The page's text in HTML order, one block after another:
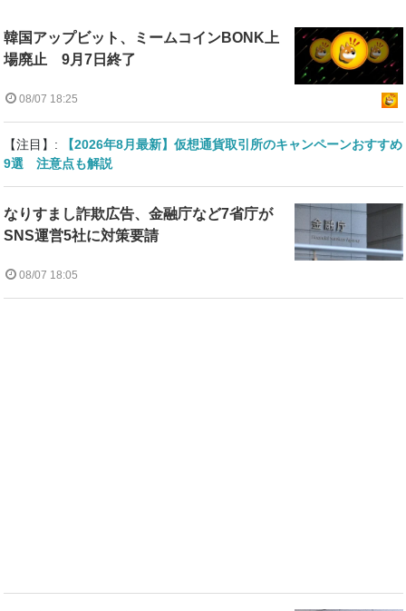
韓国アップビット、ミームコインBONK上
場廃止 9月7日終了
08/07 18:25
【注目】:
【2026年8月最新】仮想通貨取引所のキャンペーンおすすめ
9選 注意点も解説
なりすまし詐欺広告、金融庁など7省庁が
SNS運営5社に対策要請
08/07 18:05